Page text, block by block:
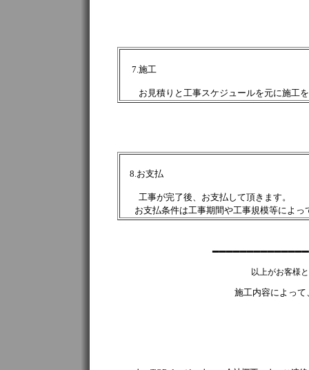
7.施工
お見積りと工事スケジュールを元に施工を
8.お支払
工事が完了後、お支払して頂きます。
お支払条件は工事期間や工事規模等によ
以上がお客様
施工内容によっ